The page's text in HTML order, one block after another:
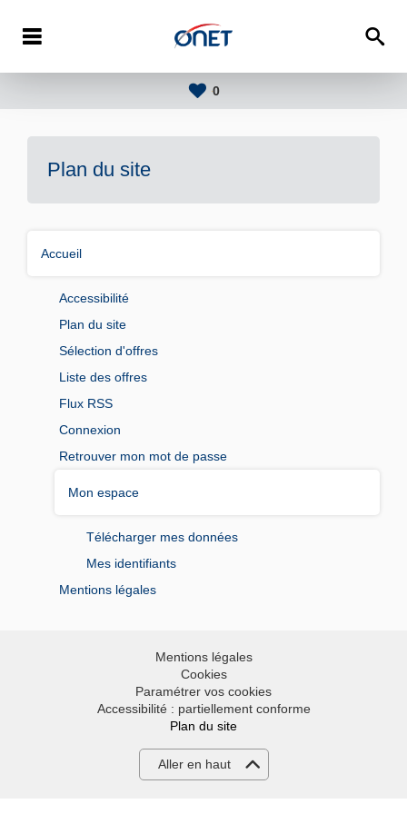
0
Plan du site
Accueil
Accessibilité
Plan du site
Sélection d'offres
Liste des offres
Flux RSS
Connexion
Retrouver mon mot de passe
Mon espace
Télécharger mes données
Mes identifiants
Mentions légales
Mentions légales
Cookies
Paramétrer vos cookies
Accessibilité : partiellement conforme
Plan du site
Aller en haut